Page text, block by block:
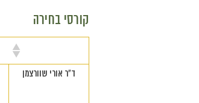
קורסי בחירה
ד"ר אורי שוורצמן